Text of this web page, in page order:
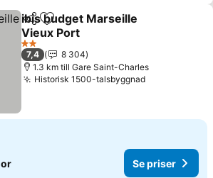
Dela Lägg till i Mina Favoriter
ibis budget Marseille
Vieux Port
2 Stjärnor
7,4
8 304
1.3 km till Gare Saint-Charles
Historisk 1500-talsbyggnad
Se priser